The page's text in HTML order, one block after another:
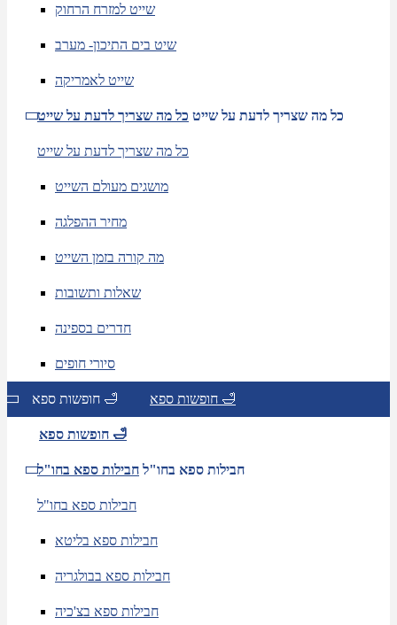
שייט למזרח הרחוק
שיט בים התיכון- מערב
שייט לאמריקה
כל מה שצריך לדעת על שייט כל מה שצריך לדעת על שייט
כל מה שצריך לדעת על שייט
מושגים מעולם השייט
מחיר ההפלגה
מה קורה בזמן השייט
שאלות ותשובות
חדרים בספינה
סיורי חופים
חופשות ספא 🛁 חופשות ספא 🛁
חופשות ספא 🛁
חבילות ספא בחו"ל חבילות ספא בחו"ל
חבילות ספא בחו"ל
חבילות ספא בליטא
חבילות ספא בבולגריה
חבילות ספא בצ'כיה